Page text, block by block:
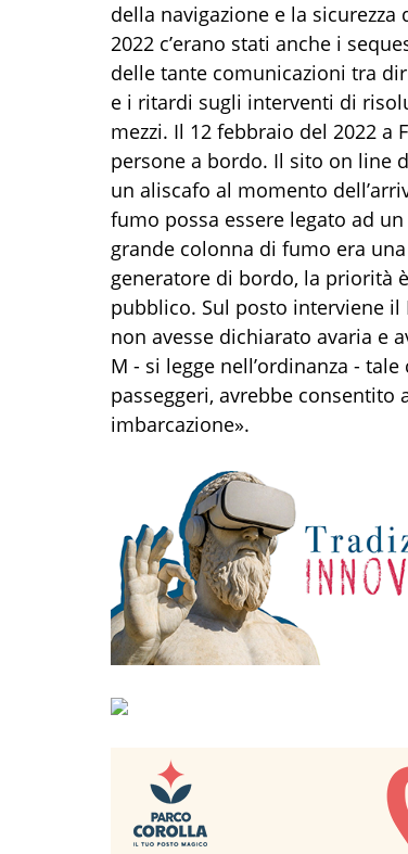
della navigazione e la
2022 c’erano stati anche i
delle tante comunicazioni tra
e i ritardi sugli interventi di
mezzi. Il 12 febbraio del 2022 a
persone a bordo. Il sito on line
un aliscafo al momento
fumo possa essere legato ad
grande colonna di fumo era
generatore di bordo, la priorità
pubblico. Sul posto interviene il
non avesse dichiarato avaria e
M - si legge nell’ordinanza -
passeggeri, avrebbe consentito
imbarcazione».